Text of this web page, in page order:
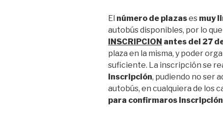
El número de plazases muy
autobús disponibles, por lo
INSCRIPCION antes del 27
plaza en la misma, y poder
suficiente. La inscripción se
inscripción, pudiendo no ser
autobús, en cualquiera de los
para confirmaros